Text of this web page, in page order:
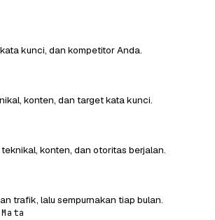
kunci, dan kompetitor Anda.
konten, dan target kata kunci.
konten, dan otoritas berjalan.
trafik, lalu sempurnakan tiap bulan.